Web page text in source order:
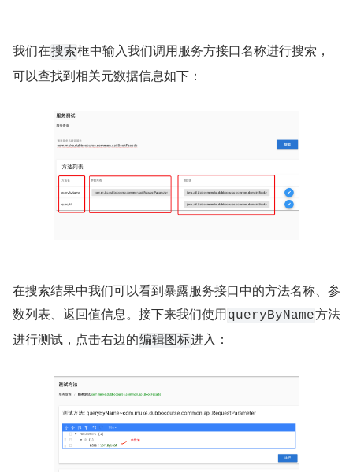
我们在搜索框中输入我们调用服务方接口名称进行搜索，
可以查找到相关元数据信息如下：
在搜索结果中我们可以看到暴露服务接口中的方法名称、参
数列表、返回值信息。接下来我们使用queryByName方法
进行测试，点击右边的编辑图标进入：